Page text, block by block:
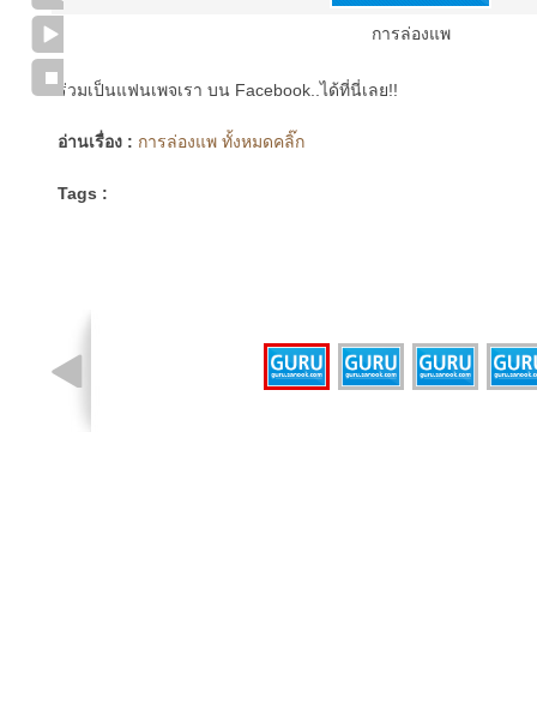
การล่องแพ
ร่วมเป็นแฟนเพจเรา บน Facebook..ได้ที่นี่เลย!!
อ่านเรื่อง : การล่องแพ ทั้งหมดคลิ๊ก
Tags :